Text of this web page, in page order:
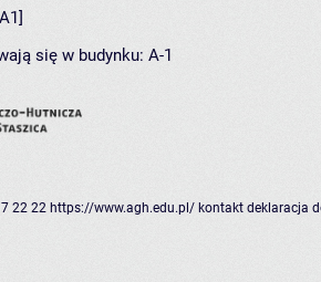
się w budynku: A-1
22 22 https://www.agh.edu.pl/ kontakt deklaracja